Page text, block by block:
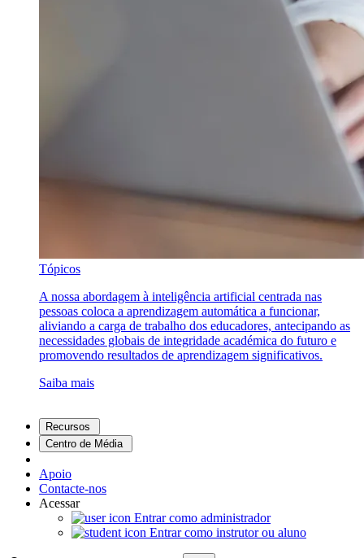
Tópicos
A nossa abordagem à inteligência artificial centrada nas
pessoas coloca a aprendizagem automática a funcionar,
aliviando a carga de trabalho dos educadores, antecipando as
necessidades globais de integridade académica do futuro e
promovendo resultados de aprendizagem significativos.
Saiba mais
Recursos
Centro de Média
Apoio
Contacte-nos
Acessar
Entrar como administrador
Entrar como instrutor ou aluno